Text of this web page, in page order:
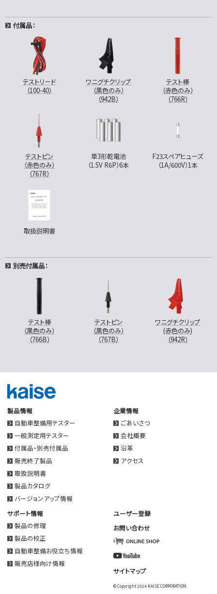
付属品：
テストリード
（100-40）
ワニグチクリップ
（黒色のみ）
（942B）
テスト棒
（赤色のみ）
（766R）
テストピン
（赤色のみ）
（767R）
単3形乾電池
（1.5V R6P）6本
F23スペアヒューズ
（1A/600V）1本
取扱説明書
別売付属品：
テスト棒
（黒色のみ）
（766B）
テストピン
（黒色のみ）
（767B）
ワニグチクリップ
(赤色のみ)
（942R）
製品情報
自動車整備用テスター
一般測定用テスター
付属品・別売付属品
販売終了製品
取扱説明書
製品カタログ
バージョンアップ情報
企業情報
ごあいさつ
会社概要
沿革
アクセス
サポート情報
製品の修理
製品の校正
自動車整備お役立ち情報
販売店様向け情報
ユーザー登録
お問い合わせ
サイトマップ
© Copyright 2024 KAISE CORPORATION.